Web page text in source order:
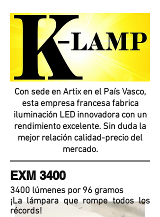
Con sede en Artix en el País Vasco,
esta empresa francesa fabrica
iluminación LED innovadora con un
rendimiento excelente. Sin duda la
mejor relación calidad-precio del
mercado.
EXM 3400
3400 lúmenes por 96 gramos
¡La lámpara que rompe todos los
récords!